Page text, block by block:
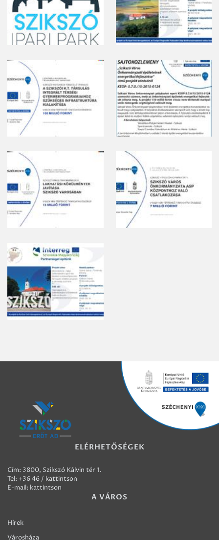
ELÉRHETŐSÉGEK
Cím: 3800, Szikszó Kálvin tér 1.
Tel: +36 46 / kattintson
E-mail: kattintson
A VÁROS
Hírek
Városháza